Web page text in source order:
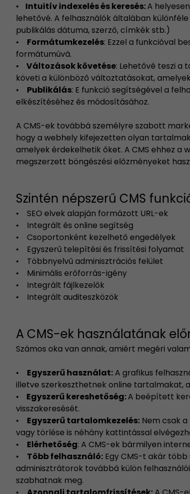
• Intuitív indexelés és keresés:A
lehetővé. A felhasználók általában
publikálás dátuma, szerző, címkék stb.)
• Formátumkezelés: Ezzel a funkcióval
formátumúvá.
•
Változások követése: Lehetővé teszi a
követi a különböző változtatásokat,
• Publikálás: E funkció segítségével a
elkészítéséhez és módosításához.
A CMS-ek továbbá személyre szabott
hogy a webhely kifejezetten olyan
amelyek érdekelhetik őket. A CMS ehhez a
megszerzett böngészési előzményeket
Szintén népszerű CMS
• SEO elvek alapján formázott URL-ek
• Integrált és online segítség
• Csoportonként kezelhető engedélyek
• Egyszerű telepítési és frissítési folyamat
• Többnyelvű adminisztrációs felület
• Minimális erőforrás-igény
• Integrált fájlkezelők
• Integrált auditeszközök
A CMS-ek használatának
Számos oka van annak, amiért megéri
• Egyszerű használat:A grafikus
illetve szerkeszthetnek online tartalmakat,
•
Egyszerű kereshetőség:A beépített
visszakeresését.
• Egyszerű tartalomkezelés: Nem csak
vagy törlése is néhány kattintással
• Elérhetőség: A CMS-ek bármilyen
• Több felhasználó: Egy CMS-t akár
adminisztrátorok továbbá külön
szabhatnak meg.